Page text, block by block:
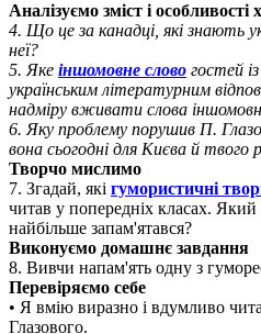
Аналізуємо зміст і
4. Що це за канадці, які знають
неї?
5. Яке іншомовне слово гостей
українським літературним
надміру вживати слова
6. Яку проблему порушив П.
вона сьогодні для Києва й твого
Творчо мислимо
7. Згадай, які гумористичні
читав у попередніх класах. Який
найбільше запам'ятався?
Виконуємо домашнє завдання
8. Вивчи напам'ять одну з
Перевіряємо себе
• Я вмію виразно і вдумливо
Глазового.